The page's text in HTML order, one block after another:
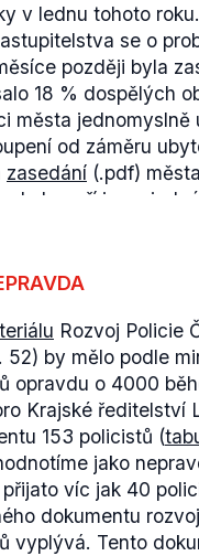
v lednu tohoto
se o
později byla
18 % dospělých
města jednomyslně
od záměru
zasedání (.pdf)
hovoří jen o
v Okrouhlíku u
jako
projekt
Rozvoj Policie
52) by mělo podle
opravdu o 4000
Krajské ředitelství
153 policistů (
jako
víc jak 40
dokumentu
vyplývá. Tento